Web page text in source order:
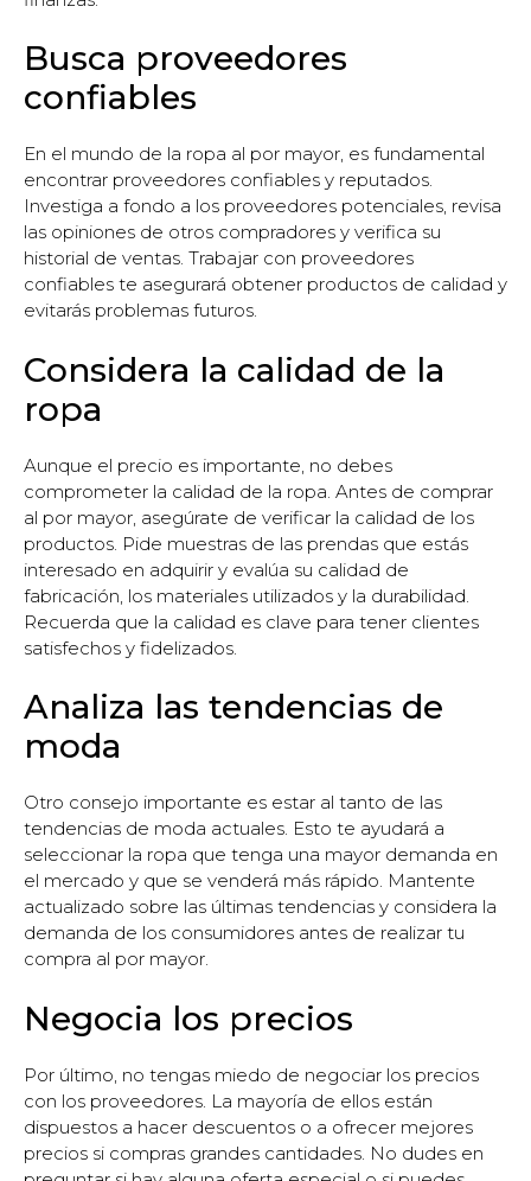
Busca proveedores
confiables
En el mundo de la ropa al por mayor, es fundamental
encontrar proveedores confiables y reputados.
Investiga a fondo a los proveedores potenciales, revisa
las opiniones de otros compradores y verifica su
historial de ventas. Trabajar con proveedores
confiables te asegurará obtener productos de calidad y
evitarás problemas futuros.
Considera la calidad de la
ropa
Aunque el precio es importante, no debes
comprometer la calidad de la ropa. Antes de comprar
al por mayor, asegúrate de verificar la calidad de los
productos. Pide muestras de las prendas que estás
interesado en adquirir y evalúa su calidad de
fabricación, los materiales utilizados y la durabilidad.
Recuerda que la calidad es clave para tener clientes
satisfechos y fidelizados.
Analiza las tendencias de
moda
Otro consejo importante es estar al tanto de las
tendencias de moda actuales. Esto te ayudará a
seleccionar la ropa que tenga una mayor demanda en
el mercado y que se venderá más rápido. Mantente
actualizado sobre las últimas tendencias y considera la
demanda de los consumidores antes de realizar tu
compra al por mayor.
Negocia los precios
Por último, no tengas miedo de negociar los precios
con los proveedores. La mayoría de ellos están
dispuestos a hacer descuentos o a ofrecer mejores
precios si compras grandes cantidades. No dudes en